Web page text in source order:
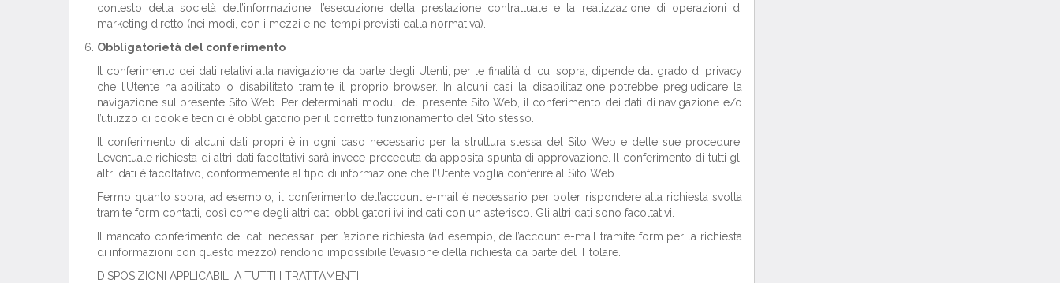
contesto della società dell’informazione, l’esecuzione della prestazione contrattuale e la realizzazione di operazioni di
marketing diretto (nei modi, con i mezzi e nei tempi previsti dalla normativa).
Obbligatorietà del conferimento
Il conferimento dei dati relativi alla navigazione da parte degli Utenti, per le finalità di cui sopra, dipende dal grado di privacy
che l’Utente ha abilitato o disabilitato tramite il proprio browser. In alcuni casi la disabilitazione potrebbe pregiudicare la
navigazione sul presente Sito Web. Per determinati moduli del presente Sito Web, il conferimento dei dati di navigazione e/o
l’utilizzo di cookie tecnici è obbligatorio per il corretto funzionamento del Sito stesso.
Il conferimento di alcuni dati propri è in ogni caso necessario per la struttura stessa del Sito Web e delle sue procedure.
L’eventuale richiesta di altri dati facoltativi sarà invece preceduta da apposita spunta di approvazione. Il conferimento di tutti gli
altri dati è facoltativo, conformemente al tipo di informazione che l’Utente voglia conferire al Sito Web.
Fermo quanto sopra, ad esempio, il conferimento dell’account e-mail è necessario per poter rispondere alla richiesta svolta
tramite form contatti, così come degli altri dati obbligatori ivi indicati con un asterisco. Gli altri dati sono facoltativi.
Il mancato conferimento dei dati necessari per l’azione richiesta (ad esempio, dell’account e-mail tramite form per la richiesta
di informazioni con questo mezzo) rendono impossibile l’evasione della richiesta da parte del Titolare.
DISPOSIZIONI APPLICABILI A TUTTI I TRATTAMENTI